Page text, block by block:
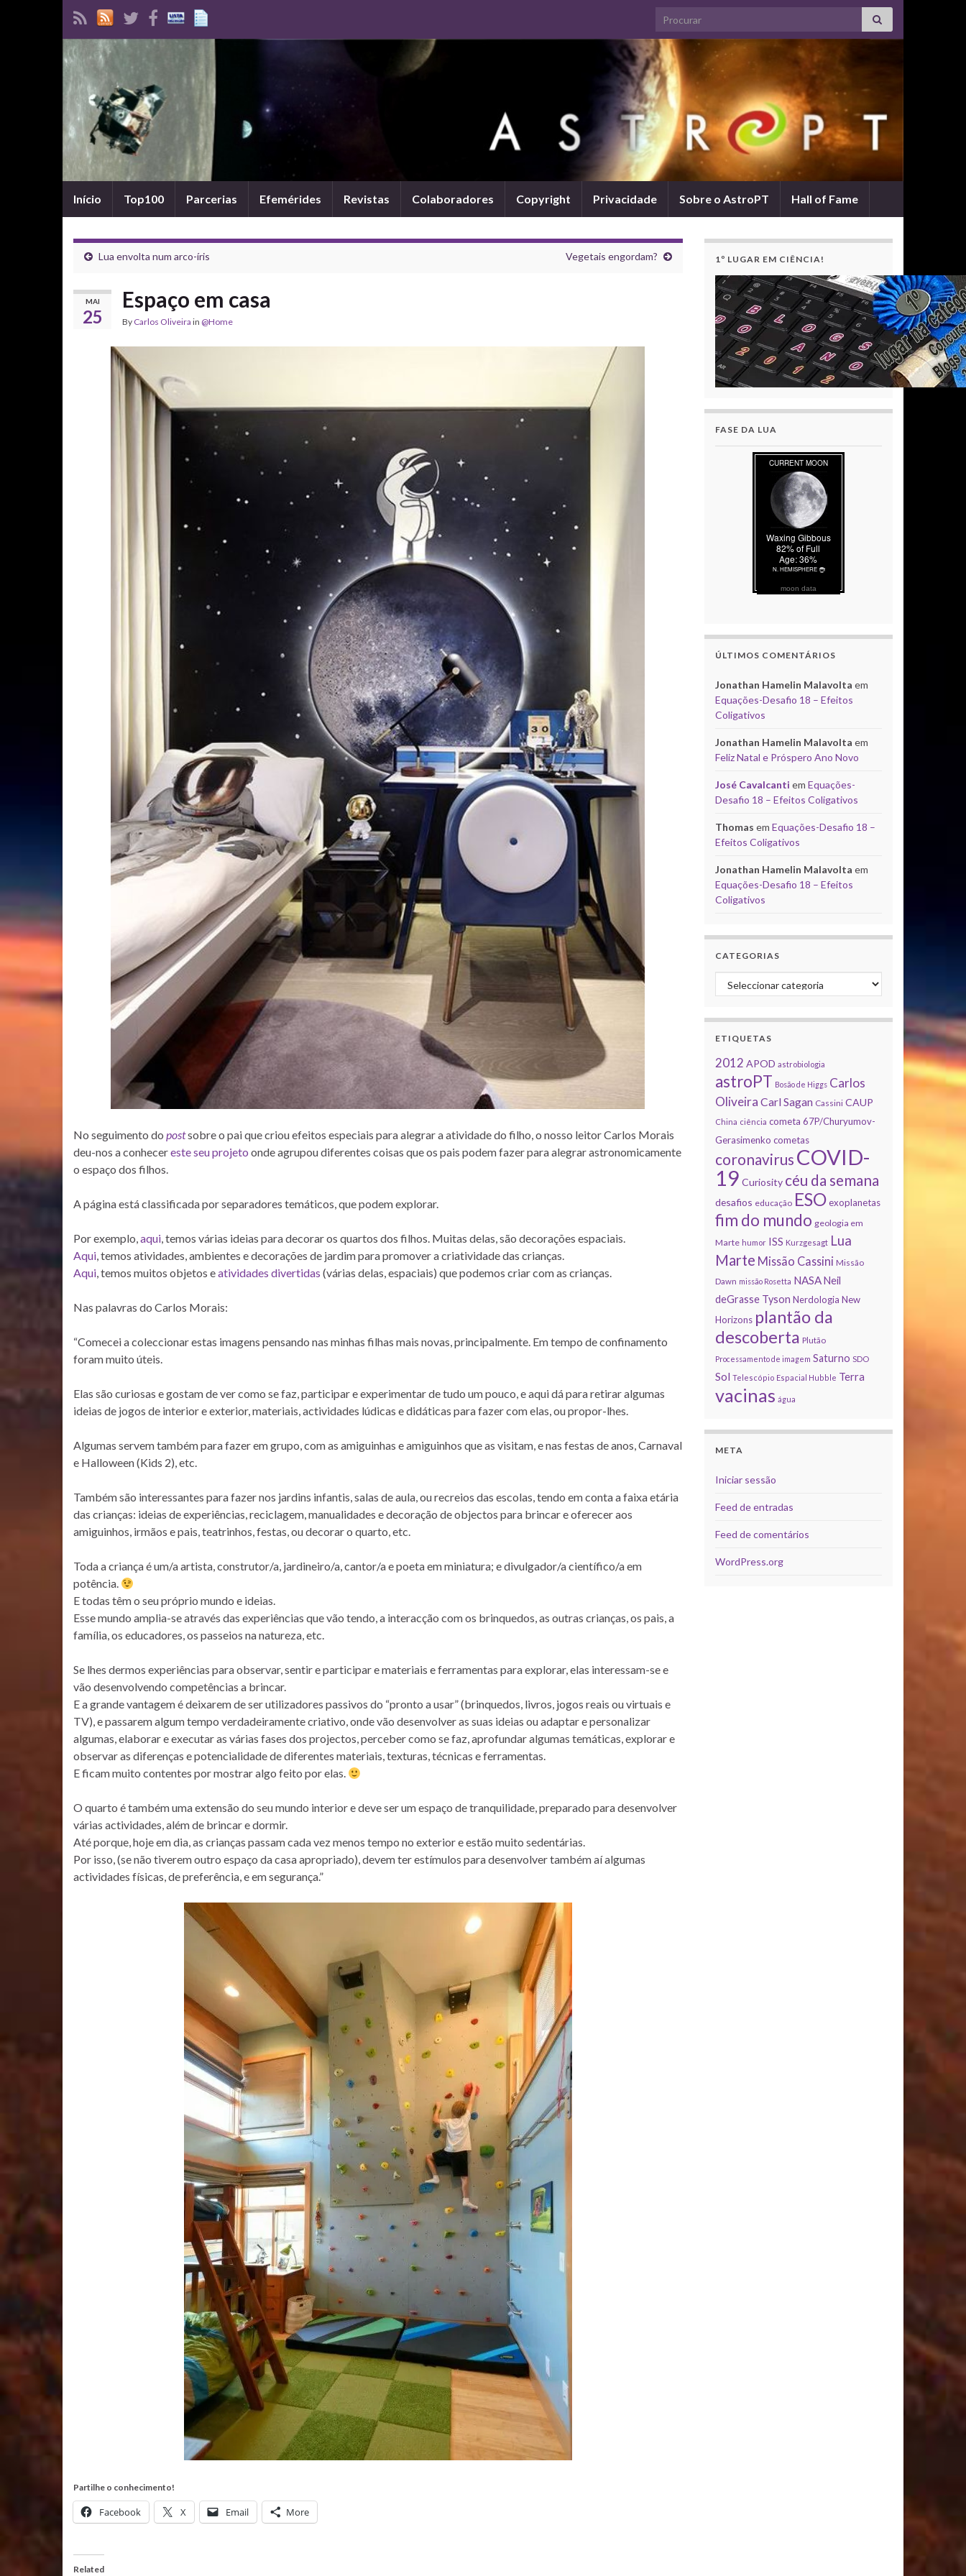
Search for:
Início Top100 Parcerias Efemérides Revistas Colaboradores Copyright Privacidade Sobre o AstroPT Hall of Fame
Lua envolta num arco-íris Vegetais engordam?
MAI
25
Espaço em casa
By Carlos Oliveira in @Home
No seguimento do postsobre o pai que criou efeitos especiais para alegrar a atividade do filho, o nosso leitor Carlos Morais
deu-nos a conhecereste seu projeto onde agrupou diferentes coisas que os pais podem fazer para alegrar astronomicamente
o espaço dos filhos.
A página está classificada por separadores temáticos, que podem explorar.
Por exemplo,aqui, temos várias ideias para decorar os quartos dos filhos. Muitas delas, são decorações espaciais.
Aqui, temos atividades, ambientes e decorações de jardim para promover a criatividade das crianças.
Aqui, temos muitos objetos eatividades divertidas (várias delas, espaciais) que podemos criar com as crianças.
Nas palavras do Carlos Morais:
“Comecei a coleccionar estas imagens pensando nas minhas filhas mais novas, principalmente. Em tempo de confinamento
foram muito úteis.
Elas são curiosas e gostam de ver como se faz, participar e experimentar de tudo um pouco, e aqui dá para retirar algumas
ideias de jogos de interior e exterior, materiais, actividades lúdicas e didáticas para fazer com elas, ou propor-lhes.
Algumas servem também para fazer em grupo, com as amiguinhas e amiguinhos que as visitam, e nas festas de anos, Carnaval
e Halloween (Kids 2), etc.
Também são interessantes para fazer nos jardins infantis, salas de aula, ou recreios das escolas, tendo em conta a faixa etária
das crianças: ideias de experiências, reciclagem, manualidades e decoração de objectos para brincar e oferecer aos
amiguinhos, irmãos e pais, teatrinhos, festas, ou decorar o quarto, etc.
Toda a criança é um/a artista, construtor/a, jardineiro/a, cantor/a e poeta em miniatura; e divulgador/a científico/a em
potência.
E todas têm o seu próprio mundo e ideias.
Esse mundo amplia-se através das experiências que vão tendo, a interacção com os brinquedos, as outras crianças, os pais, a
família, os educadores, os passeios na natureza, etc.
Se lhes dermos experiências para observar, sentir e participar e materiais e ferramentas para explorar, elas interessam-se e
vão desenvolvendo competências a brincar.
E a grande vantagem é deixarem de ser utilizadores passivos do “pronto a usar” (brinquedos, livros, jogos reais ou virtuais e
TV), e passarem algum tempo verdadeiramente criativo, onde vão desenvolver as suas ideias ou adaptar e personalizar
algumas, elaborar e executar as várias fases dos projectos, perceber como se faz, aprofundar algumas temáticas, explorar e
observar as diferenças e potencialidade de diferentes materiais, texturas, técnicas e ferramentas.
E ficam muito contentes por mostrar algo feito por elas.
O quarto é também uma extensão do seu mundo interior e deve ser um espaço de tranquilidade, preparado para desenvolver
várias actividades, além de brincar e dormir.
Até porque, hoje em dia, as crianças passam cada vez menos tempo no exterior e estão muito sedentárias.
Por isso, (se não tiverem outro espaço da casa apropriado), devem ter estímulos para desenvolver também aí algumas
actividades físicas, de preferência, e em segurança.”
Partilhe o conhecimento!
Facebook X Email More
Related
1º LUGAR EM CIÊNCIA!
FASE DA LUA
moon data
ÚLTIMOS COMENTÁRIOS
Jonathan Hamelin Malavolta em
Equações-Desafio 18 – Efeitos
Coligativos
Jonathan Hamelin Malavolta em
Feliz Natal e Próspero Ano Novo
José Cavalcanti em Equações-
Desafio 18 – Efeitos Coligativos
Thomas em Equações-Desafio 18 –
Efeitos Coligativos
Jonathan Hamelin Malavolta em
Equações-Desafio 18 – Efeitos
Coligativos
CATEGORIAS
Categorias
ETIQUETAS
2012 APOD astrobiologia
astroPT Bosão de Higgs Carlos
Oliveira Carl Sagan Cassini CAUP
China ciência cometa 67P/Churyumov-
Gerasimenko cometas
coronavirus COVID-
19 Curiosity céu da semana
desafios educação ESO exoplanetas
fim do mundo geologia em
Marte humor ISS Kurzgesagt Lua
Marte Missão Cassini Missão
Dawn missão Rosetta NASA Neil
deGrasse Tyson Nerdologia New
Horizons plantão da
descoberta Plutão
Processamento de imagem Saturno SDO
Sol Telescópio Espacial Hubble Terra
vacinas água
META
Iniciar sessão
Feed de entradas
Feed de comentários
WordPress.org